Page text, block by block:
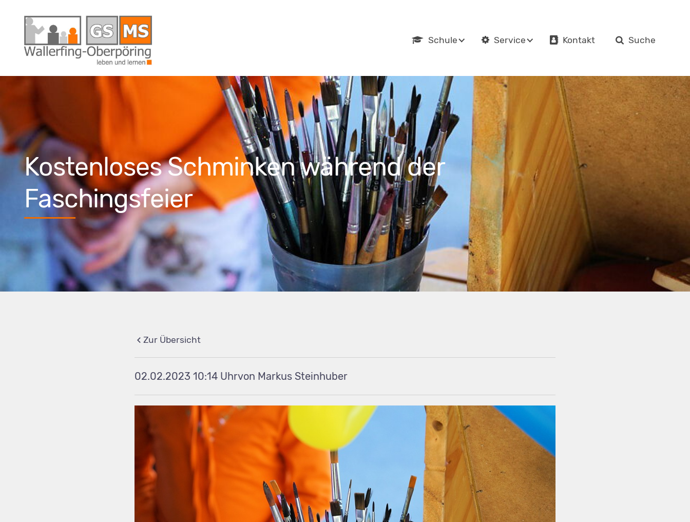
Navigation
Schule Service Kontakt Suche
Kostenloses Schminken während der
Faschingsfeier
02.02.2023 10:14 von Markus Steinhuber
Zur Übersicht